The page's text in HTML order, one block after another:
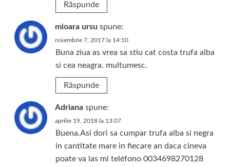
Răspunde
mioara ursu spune:
noiembrie 7, 2017 la 14:10
Buna ziua as vrea sa stiu cat costa trufa alba
si cea neagra. multumesc.
Răspunde
Adriana spune:
aprilie 19, 2018 la 13:07
Buena.Asi dori sa cumpar trufa alba si negra
in cantitate mare in fiecare an daca cineva
poate va las mi teléfono 0034698270128